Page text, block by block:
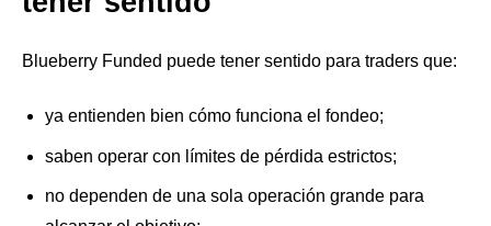
Blueberry Funded puede tener sentido para traders que:
ya entienden bien cómo funciona el fondeo;
saben operar con límites de pérdida estrictos;
no dependen de una sola operación grande para